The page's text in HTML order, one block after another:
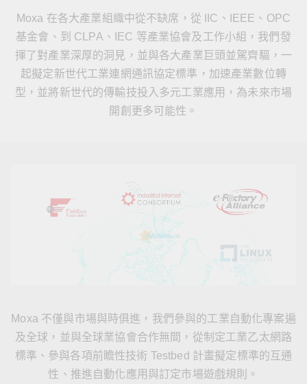
Moxa 在各大產業組織中從不缺席，從 IIC、IEEE、OPC
基金會、到 CLPA、IEC 等產業協會及工作小組，我們發
揮了對產業深厚的洞見，並與各大產業巨頭並駕齊驅，一
起擬定新世代工業連網通訊協定標準，加速產業數位轉
型，並將新世代的傳輸技投入多元工業應用，為未來市場
開創更多可能性。
Moxa 不僅與市場與時俱進，我們參與的工業自動化專案遍
及全球，並與全球業協會合作無間，從制定工業乙太網路
標準、參與各項前瞻性技術 Testbed 計畫擬定標準的互通
性、推進自動化應用與訂定市場遊戲規則。